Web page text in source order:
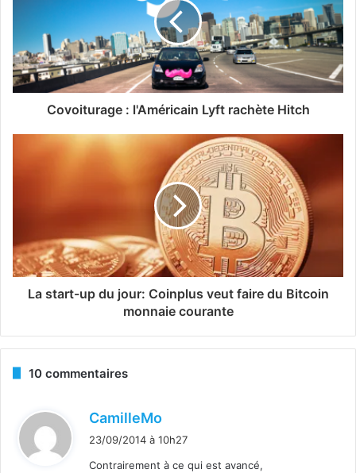
Covoiturage : l'Américain Lyft rachète Hitch
La start-up du jour: Coinplus veut faire du Bitcoin
monnaie courante
10 commentaires
CamilleMo
23/09/2014 à 10h27
Contrairement à ce qui est avancé,